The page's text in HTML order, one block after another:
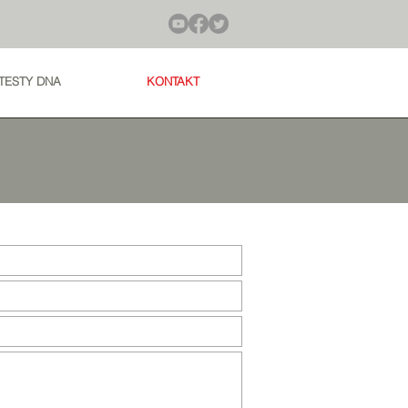
DNA KONTAKT